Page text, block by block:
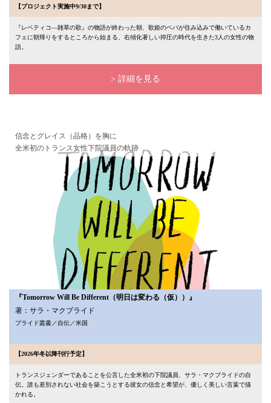
【プロジェクト実施中9/30まで】
『レベティコ―雑草の歌』の物語が終わった朝、歌姫のベバが住み込みで働いているカ
フェに朝帰りをするところから始まる、右傾化著しい抑圧の時代を生きた3人の女性の物
語。
> 詳細を見る
信念とグレイス（品格）を胸に
全米初のトランス女性下院議員の軌跡
『Tomorrow Will Be Different（明日は変わる（仮））』
著：サラ・マクブライド
プライド叢書／自伝／米国
【2026年冬以降刊行予定】
トランスジェンダーであることを公言した全米初の下院議員、サラ・マクブライドの自
伝。誰も差別されない社会を築こうとする彼女の信念と希望が、優しく美しい言葉で描
かれる。